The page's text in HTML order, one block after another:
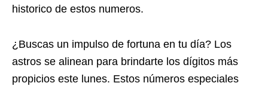
historico de estos numeros.
¿Buscas un impulso de fortuna en tu día? Los
astros se alinean para brindarte los dígitos más
propicios este lunes. Estos números especiales